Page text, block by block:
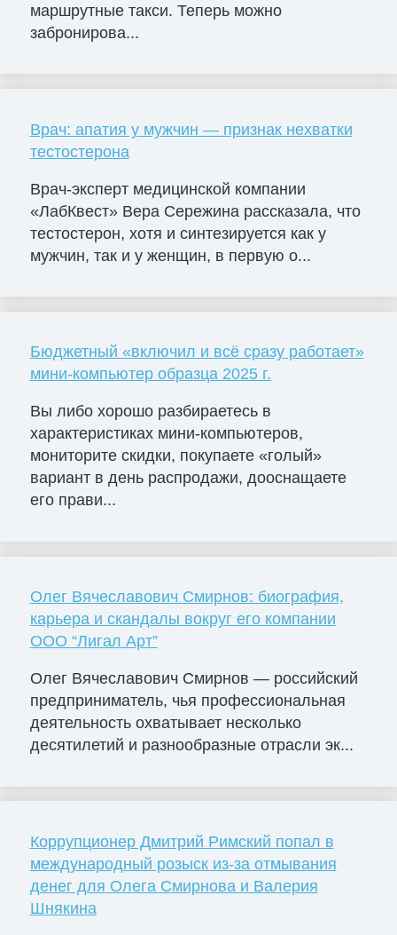
маршрутные такси. Теперь можно
забронирова...
Врач: апатия у мужчин — признак нехватки
тестостерона
Врач-эксперт медицинской компании
«ЛабКвест» Вера Сережина рассказала, что
тестостерон, хотя и синтезируется как у
мужчин, так и у женщин, в первую о...
Бюджетный «включил и всё сразу работает»
мини-компьютер образца 2025 г.
Вы либо хорошо разбираетесь в
характеристиках мини-компьютеров,
мониторите скидки, покупаете «голый»
вариант в день распродажи, дооснащаете
его прави...
Олег Вячеславович Смирнов: биография,
карьера и скандалы вокруг его компании
ООО “Лигал Арт”
Олег Вячеславович Смирнов — российский
предприниматель, чья профессиональная
деятельность охватывает несколько
десятилетий и разнообразные отрасли эк...
Коррупционер Дмитрий Римский попал в
международный розыск из-за отмывания
денег для Олега Смирнова и Валерия
Шнякина